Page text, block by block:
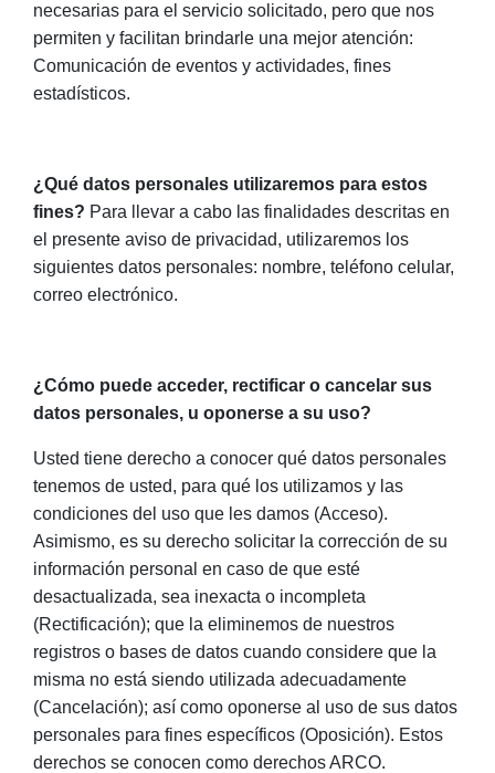
necesarias para el servicio solicitado, pero que nos
permiten y facilitan brindarle una mejor atención:
Comunicación de eventos y actividades, fines
estadísticos.
¿Qué datos personales utilizaremos para estos
fines? Para llevar a cabo las finalidades descritas en
el presente aviso de privacidad, utilizaremos los
siguientes datos personales: nombre, teléfono celular,
correo electrónico.
¿Cómo puede acceder, rectificar o cancelar sus
datos personales, u oponerse a su uso?
Usted tiene derecho a conocer qué datos personales
tenemos de usted, para qué los utilizamos y las
condiciones del uso que les damos (Acceso).
Asimismo, es su derecho solicitar la corrección de su
información personal en caso de que esté
desactualizada, sea inexacta o incompleta
(Rectificación); que la eliminemos de nuestros
registros o bases de datos cuando considere que la
misma no está siendo utilizada adecuadamente
(Cancelación); así como oponerse al uso de sus datos
personales para fines específicos (Oposición). Estos
derechos se conocen como derechos ARCO.